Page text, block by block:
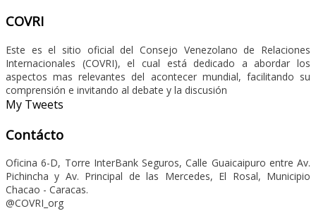
COVRI
Este es el sitio oficial del Consejo Venezolano de Relaciones
Internacionales (COVRI), el cual está dedicado a abordar los
aspectos mas relevantes del acontecer mundial, facilitando su
comprensión e invitando al debate y la discusión
My Tweets
Contácto
Oficina 6-D, Torre InterBank Seguros, Calle Guaicaipuro entre Av.
Pichincha y Av. Principal de las Mercedes, El Rosal, Municipio
Chacao - Caracas.
@COVRI_org